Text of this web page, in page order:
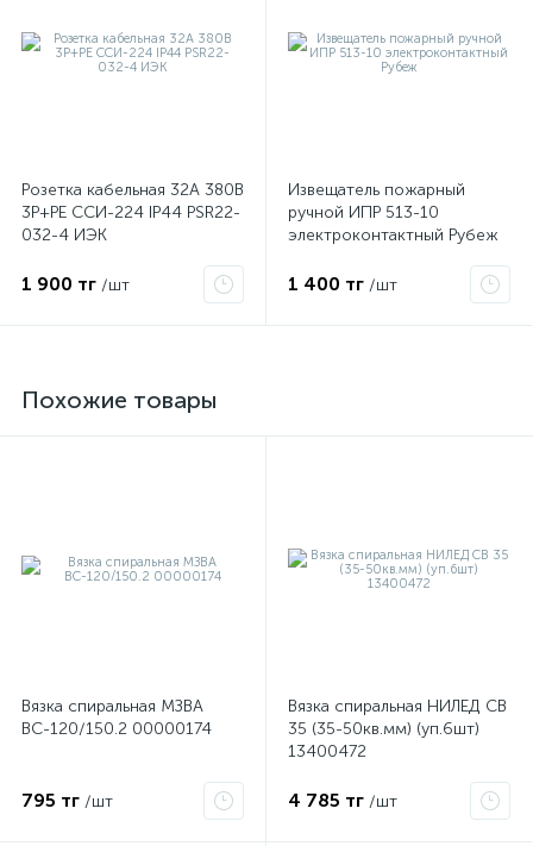
Розетка кабельная 32А 380В
3P+PЕ ССИ-224 IP44 PSR22-
032-4 ИЭК
1 900 тг /шт
Извещатель пожарный
ручной ИПР 513-10
электроконтактный Рубеж
1 400 тг /шт
Похожие товары
Вязка спиральная МЗВА
ВС-120/150.2 00000174
795 тг /шт
Вязка спиральная НИЛЕД CB
35 (35-50кв.мм) (уп.6шт)
13400472
4 785 тг /шт